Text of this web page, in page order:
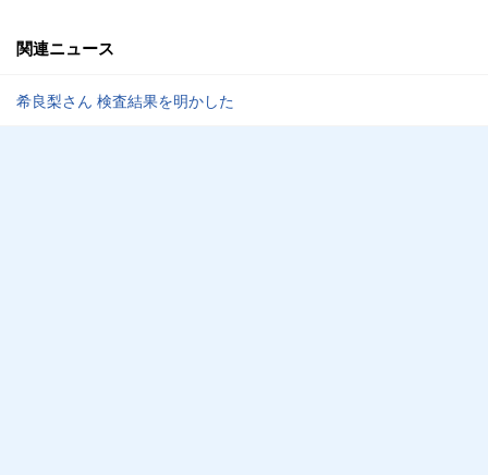
関連ニュース
希良梨さん 検査結果を明かした